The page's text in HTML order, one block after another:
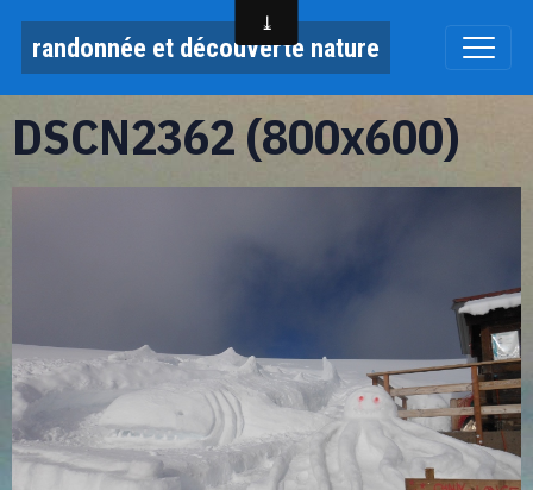
randonnée et découverte nature
DSCN2362 (800x600)